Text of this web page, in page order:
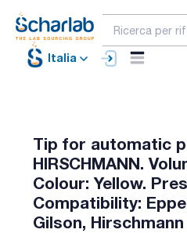
Italia
Tip for automatic
HIRSCHMANN.
Colour: Yellow.
Compatibility:
Gilson, Hirschmann